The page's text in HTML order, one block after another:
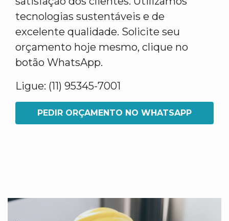
tecnologias sustentáveis e de
excelente qualidade. Solicite seu
orçamento hoje mesmo, clique no
botão WhatsApp.
Ligue: (11) 95345-7001
PEDIR ORÇAMENTO NO WHATSAPP